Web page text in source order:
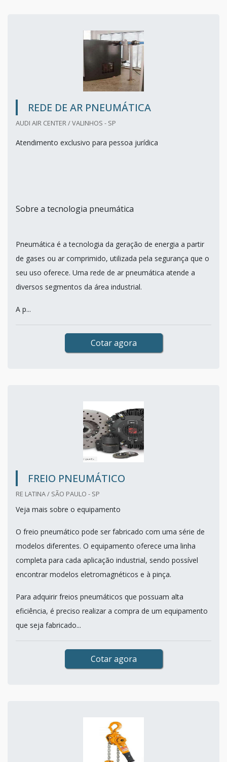
REDE DE AR PNEUMÁTICA
AUDI AIR CENTER / VALINHOS - SP
Atendimento exclusivo para pessoa jurídica
Sobre a tecnologia pneumática
Pneumática é a tecnologia da geração de energia a partir
de gases ou ar comprimido, utilizada pela segurança que o
seu uso oferece. Uma rede de ar pneumática atende a
diversos segmentos da área industrial.
A p...
Cotar agora
FREIO PNEUMÁTICO
RE LATINA / SÃO PAULO - SP
Veja mais sobre o equipamento
O freio pneumático pode ser fabricado com uma série de
modelos diferentes. O equipamento oferece uma linha
completa para cada aplicação industrial, sendo possível
encontrar modelos eletromagnéticos e à pinça.
Para adquirir freios pneumáticos que possuam alta
eficiência, é preciso realizar a compra de um equipamento
que seja fabricado...
Cotar agora